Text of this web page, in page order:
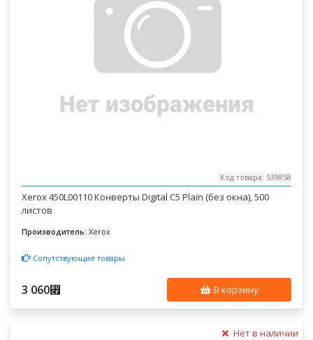
Код товара: 539858
Xerox 450L00110 Конверты Digital C5 Plain (без окна), 500
листов
Производитель: Xerox
Сопутствующие товары
3 060⃏ В корзину
Нет в наличии